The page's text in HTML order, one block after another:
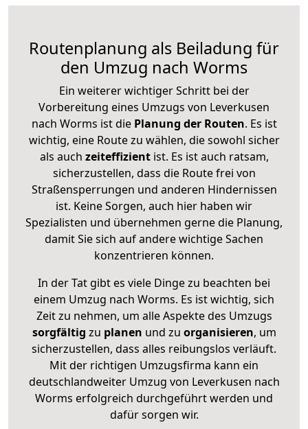
Routenplanung als Beiladung für
den Umzug nach Worms
Ein weiterer wichtiger Schritt bei der
Vorbereitung eines Umzugs von Leverkusen
nach Worms ist diePlanung der Routen. Es ist
wichtig, eine Route zu wählen, die sowohl sicher
als auch zeiteffizientist. Es ist auch ratsam,
sicherzustellen, dass die Route frei von
Straßensperrungen und anderen Hindernissen
ist. Keine Sorgen, auch hier haben wir
Spezialisten und übernehmen gerne die Planung,
damit Sie sich auf andere wichtige Sachen
konzentrieren können.
In der Tat gibt es viele Dinge zu beachten bei
einem Umzug nach Worms. Es ist wichtig, sich
Zeit zu nehmen, um alle Aspekte des Umzugs
sorgfältig zu planen und zu organisieren, um
sicherzustellen, dass alles reibungslos verläuft.
Mit der richtigen Umzugsfirma kann ein
deutschlandweiter Umzug von Leverkusen nach
Worms erfolgreich durchgeführt werden und
dafür sorgen wir.